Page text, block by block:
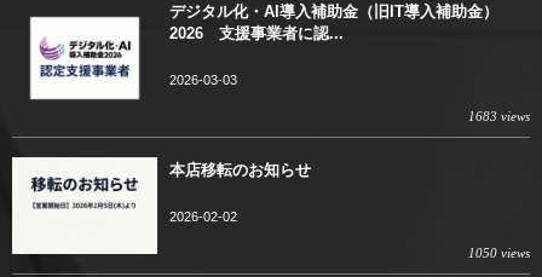
デジタル化・AI導入補助金（旧IT導入補助金）
2026 支援事業者に認...
2026-03-03
1683 views
本店移転のお知らせ
2026-02-02
1050 views